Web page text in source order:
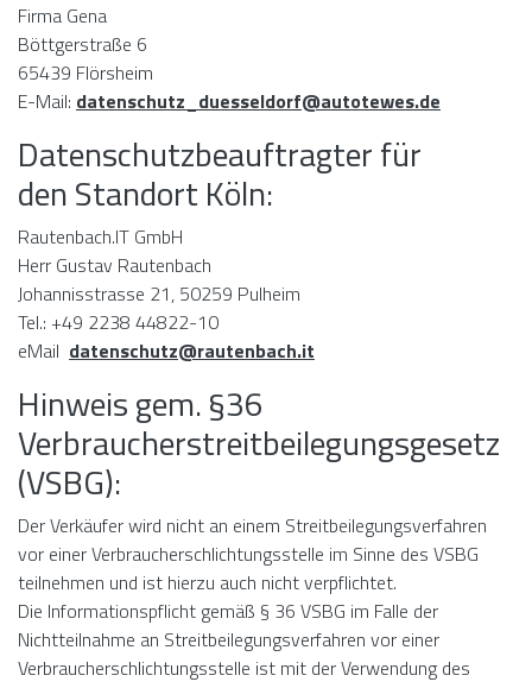
Firma Gena
Böttgerstraße 6
65439 Flörsheim
E-Mail: datenschutz_duesseldorf@autotewes.de
Datenschutzbeauftragter für
den Standort Köln:
Rautenbach.IT GmbH
Herr Gustav Rautenbach
Johannisstrasse 21, 50259 Pulheim
Tel.: +49 2238 44822-10
eMail datenschutz@rautenbach.it
Hinweis gem. §36
Verbraucherstreitbeilegungsgesetz
(VSBG):
Der Verkäufer wird nicht an einem Streitbeilegungsverfahren
vor einer Verbraucherschlichtungsstelle im Sinne des VSBG
teilnehmen und ist hierzu auch nicht verpflichtet.
Die Informationspflicht gemäß § 36 VSBG im Falle der
Nichtteilnahme an Streitbeilegungsverfahren vor einer
Verbraucherschlichtungsstelle ist mit der Verwendung des